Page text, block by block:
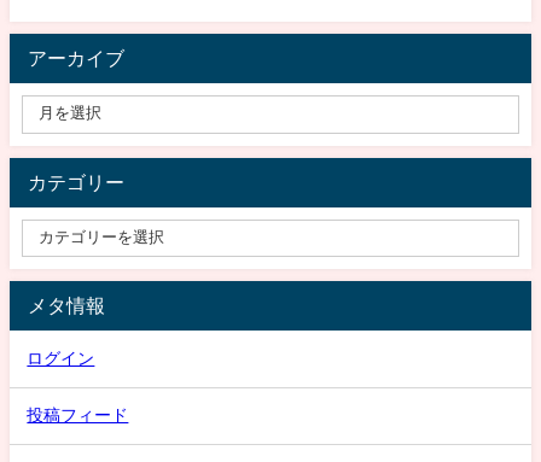
アーカイブ
カテゴリー
メタ情報
ログイン
投稿フィード